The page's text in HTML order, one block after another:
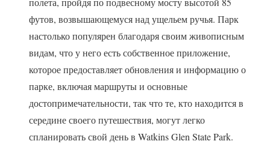
футов, возвышающемуся над ущельем ручья. Парк
настолько популярен благодаря своим живописным
видам, что у него есть собственное приложение,
которое предоставляет обновления и информацию о
парке, включая маршруты и основные
достопримечательности, так что те, кто находится в
середине своего путешествия, могут легко
спланировать свой день в Watkins Glen State Park.